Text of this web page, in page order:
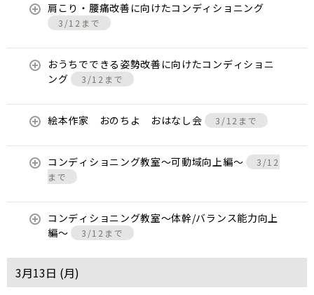
肩こり・腰痛改善に向けたコンディショニング
3/12まで
おうちでできる姿勢改善に向けたコンディショニ
ング
3/12まで
絵本作家 おのちよ おはなし会 3/12まで
コンディショニング教室〜可動域向上編〜
3/12
まで
コンディショニング教室〜体幹/バランス能力向上
編〜
3/12まで
3月13日 (月)